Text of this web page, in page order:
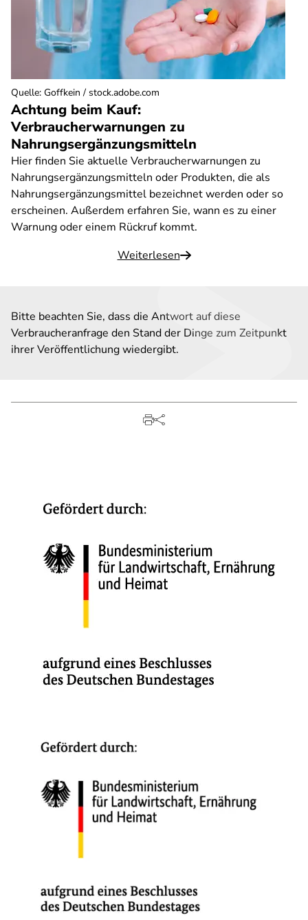
Achtung beim Kauf:
Verbraucherwarnungen zu
Nahrungsergänzungsmitteln
Hier finden Sie aktuelle Verbraucherwarnungen zu
Nahrungsergänzungsmitteln oder Produkten, die als
Nahrungsergänzungsmittel bezeichnet werden oder so
erscheinen. Außerdem erfahren Sie, wann es zu einer
Warnung oder einem Rückruf kommt.
Weiterlesen
Quelle: Goffkein / stock.adobe.com
Bitte beachten Sie, dass die Antwort auf diese
Verbraucheranfrage den Stand der Dinge zum Zeitpunkt
ihrer Veröffentlichung wiedergibt.